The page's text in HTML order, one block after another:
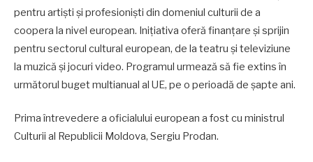
pentru artiști și profesioniști din domeniul culturii de a
coopera la nivel european. Inițiativa oferă finanțare și sprijin
pentru sectorul cultural european, de la teatru și televiziune
la muzică și jocuri video. Programul urmează să fie extins în
următorul buget multianual al UE, pe o perioadă de șapte ani.
Prima întrevedere a oficialului european a fost cu ministrul
Culturii al Republicii Moldova, Sergiu Prodan.